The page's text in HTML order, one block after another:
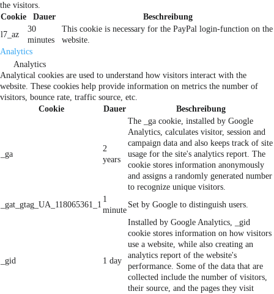
the visitors.
Cookie
Dauer
Beschreibung
l7_az
30
minutes
This cookie is necessary for the PayPal login-function on the
website.
Analytics
Analytics
Analytical cookies are used to understand how visitors interact with the
website. These cookies help provide information on metrics the number of
visitors, bounce rate, traffic source, etc.
Cookie
Dauer Beschreibung
_ga
2
years
The _ga cookie, installed by Google
Analytics, calculates visitor, session and
campaign data and also keeps track of site
usage for the site's analytics report. The
cookie stores information anonymously
and assigns a randomly generated number
to recognize unique visitors.
_gat_gtag_UA_118065361_1
1
minute
Set by Google to distinguish users.
_gid 1 day
Installed by Google Analytics, _gid
cookie stores information on how visitors
use a website, while also creating an
analytics report of the website's
performance. Some of the data that are
collected include the number of visitors,
their source, and the pages they visit